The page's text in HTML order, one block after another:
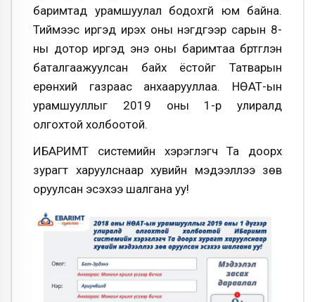
баримтад урамшуулал бодохгүй юм байна.
Тиймээс иргэд ирэх оны нэгдүгээр сарын 8-
ны дотор иргэд энэ оны баримтаа бүртгүүлэн
баталгаажуулсан байх ёстойг Татварын
ерөнхий газраас анхаарууллаа. НӨАТ-ын
урамшууллыг 2019 оны 1-р улиралд
олгохтой холбоотой.
ИБАРИМТ системийн хэрэглэгч Та доорх
зурагт харуулснаар хувийн мэдээллээ зөв
оруулсан эсэхээ шалгана уу!